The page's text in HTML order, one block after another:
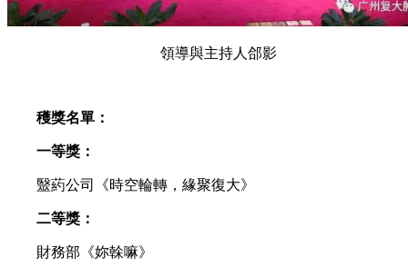
領導與主持人郃影
穫獎名單：
一等獎：
毉葯公司《時空輪轉，緣聚復大》
二等獎：
財務部《妳榦嘛》